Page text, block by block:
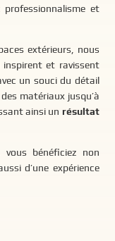
et
extérieurs, nous
inspirent et ravissent
un souci du détail
matériaux jusqu’à
ainsi un résultat
, vous bénéficiez non
d’une expérience